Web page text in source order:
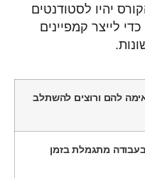
יהיו לסטודנטים
לייצר קמפיינים
להם ורוצים להשתלב
מתגמלת בזמן